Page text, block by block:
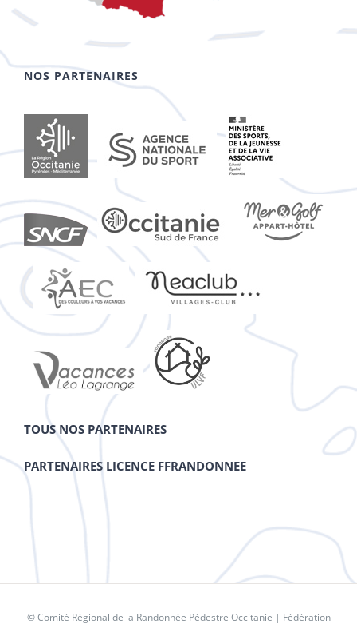
NOS PARTENAIRES
TOUS NOS PARTENAIRES
PARTENAIRES LICENCE FFRANDONNEE
© Comité Régional de la Randonnée Pédestre Occitanie | Fédération